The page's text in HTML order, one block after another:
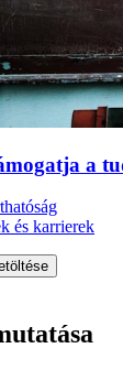
a
és karrierek